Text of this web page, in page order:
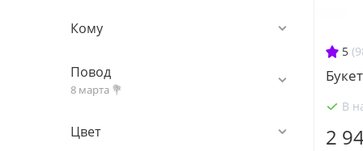
Кому
Повод
8 марта 💐
Цвет
5
В
2